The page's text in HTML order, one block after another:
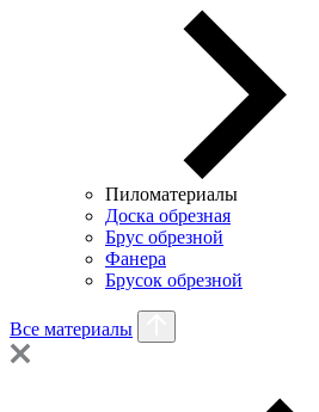
Пиломатериалы
Доска обрезная
Брус обрезной
Фанера
Брусок обрезной
Все материалы